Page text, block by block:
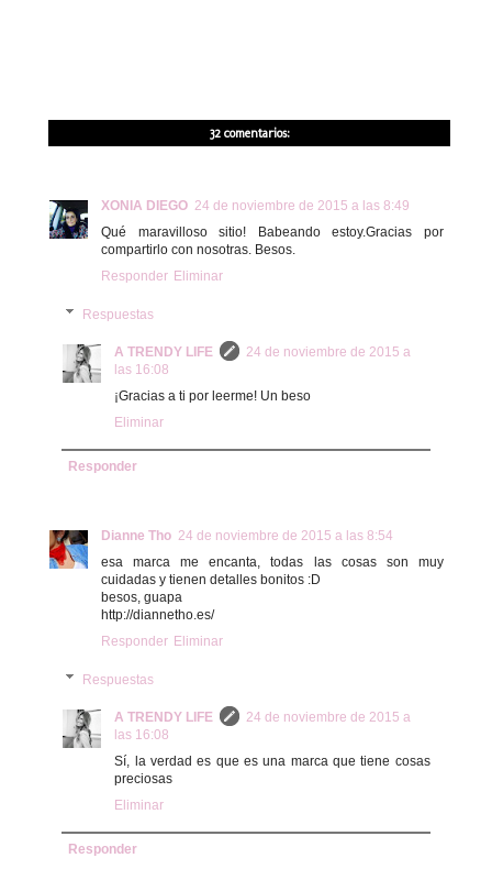
32 comentarios:
XONIA DIEGO 24 de noviembre de 2015 a las 8:49
Qué maravilloso sitio! Babeando estoy.Gracias por
compartirlo con nosotras. Besos.
Responder Eliminar
Respuestas
A TRENDY LIFE
24 de noviembre de 2015 a
las 16:08
¡Gracias a ti por leerme! Un beso
Eliminar
Responder
Dianne Tho 24 de noviembre de 2015 a las 8:54
esa marca me encanta, todas las cosas son muy
cuidadas y tienen detalles bonitos :D
besos, guapa
http://diannetho.es/
Responder Eliminar
Respuestas
A TRENDY LIFE
24 de noviembre de 2015 a
las 16:08
Sí, la verdad es que es una marca que tiene cosas
preciosas
Eliminar
Responder